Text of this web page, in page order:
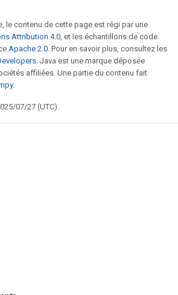
le contenu de cette page est régi par une
Attribution 4.0, et les échantillons de code
Apache 2.0. Pour en savoir plus, consultez les
. Java est une marque déposée
affiliées. Une partie du contenu fait
.
07/27 (UTC).